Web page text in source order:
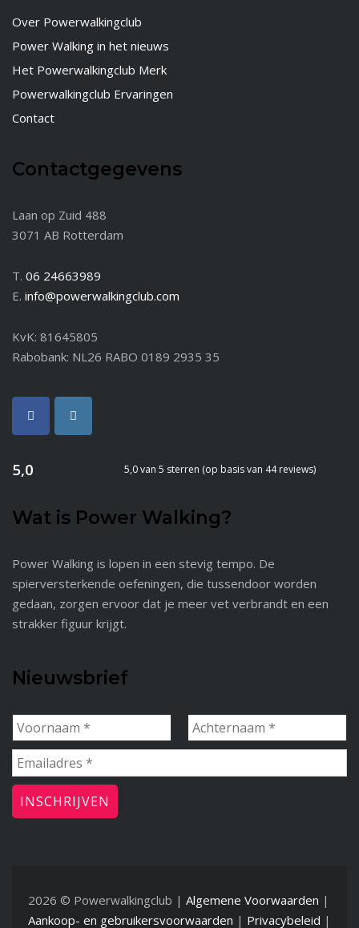
Over Powerwalkingclub
Power Walking in het nieuws
Het Powerwalkingclub Merk
Powerwalkingclub Ervaringen
Contact
Contactgegevens
Laan op Zuid 488
3071 AB Rotterdam
T. 06 24663989
E. info@powerwalkingclub.com
KvK: 81645805
Rabobank: NL26 RABO 0189 2935 35
5,0 5,0 van 5 sterren (op basis van 44 reviews)
Wat is Power Walking?
Power Walking is lopen in een stevig tempo. De
spierversterkende oefeningen, die tussendoor worden
gedaan, zorgen ervoor dat je meer vet verbrandt en een
strakker figuur krijgt.
Nieuwsbrief
2026 © Powerwalkingclub | Algemene Voorwaarden |
Aankoop- en gebruikersvoorwaarden | Privacybeleid |